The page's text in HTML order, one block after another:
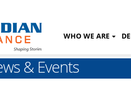
WHO WE ARE
& Events